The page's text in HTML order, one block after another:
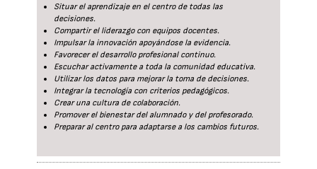
Situar el aprendizaje en el centro de todas las
decisiones.
Compartir el liderazgo con equipos docentes.
Impulsar la innovación apoyándose la evidencia.
Favorecer el desarrollo profesional continuo.
Escuchar activamente a toda la comunidad educativa.
Utilizar los datos para mejorar la toma de decisiones.
Integrar la tecnología con criterios pedagógicos.
Crear una cultura de colaboración.
Promover el bienestar del alumnado y del profesorado.
Preparar al centro para adaptarse a los cambios futuros.